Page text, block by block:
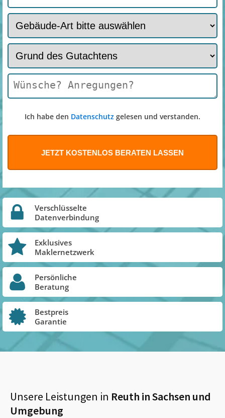
Ich habe den Datenschutz gelesen und verstanden.
Verschlüsselte
Datenverbindung
Exklusives
Maklernetzwerk
Persönliche
Beratung
Bestpreis
Garantie
Unsere Leistungen in Reuth in Sachsen und
Umgebung